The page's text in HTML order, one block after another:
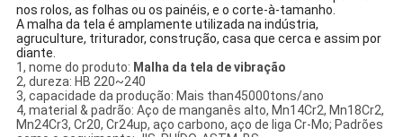
nos rolos, as folhas ou os painéis, e o corte-à-tamanho.
A malha da tela é amplamente utilizada na indústria,
agruculture, triturador, construção, casa que cerca e assim por
diante.
1, nome do produto: Malha da tela de vibração
2, dureza: HB 220~240
3, capacidade da produção: Mais than45000tons/ano
4, material & padrão: Aço de manganês alto, Mn14Cr2, Mn18Cr2,
Mn24Cr3, Cr20, Cr24up, aço carbono, aço de liga Cr-Mo; Padrões